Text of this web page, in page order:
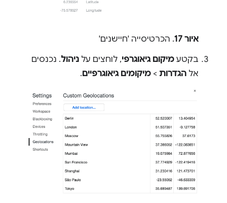
איור 17
. הכרטיסייה 'חיישנים'
בקטע מיקום גיאוגרפי, לוחצים על ניהול. נכנסים
אל הגדרות > מיקומים גיאוגרפיים.